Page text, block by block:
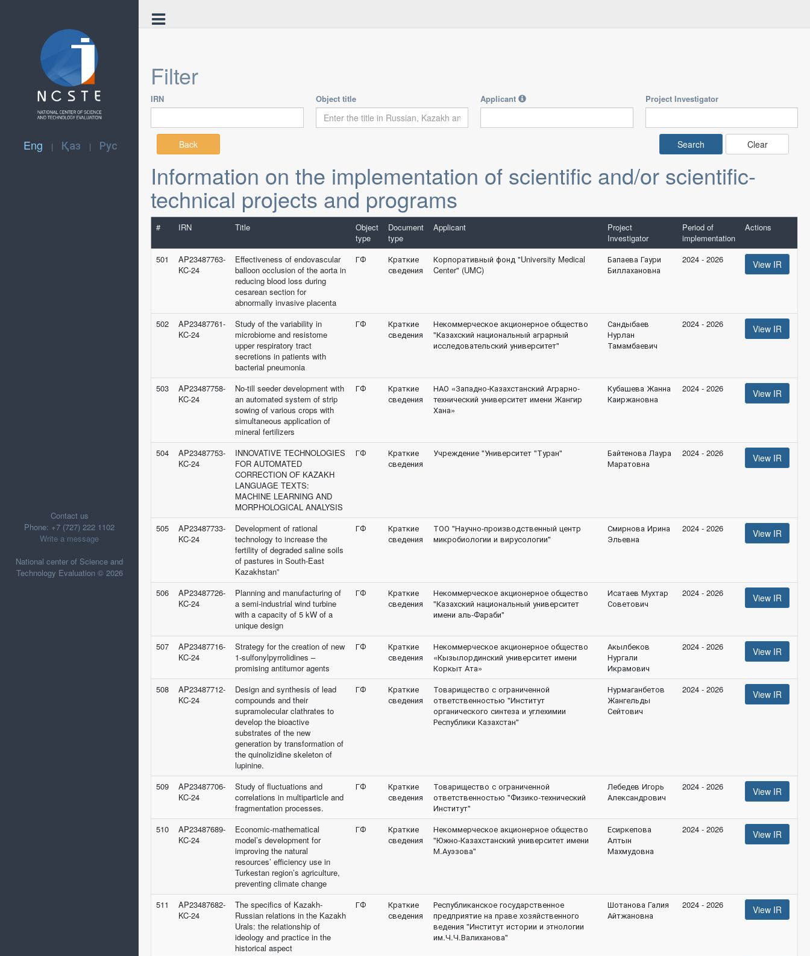
Eng | Қаз | Рус
Contact us
Phone: +7 (727) 222 1102
Write a message
National center of Science and
Technology Evaluation © 2026
Filter
IRN Object title Applicant Project Investigator
Back Clear
Information on the implementation of scientific and/or scientific-
technical projects and programs
# IRN Title
Object
type
Document
type
Applicant
Project
Investigator
Period of
implementation
Actions
501
AP23487763-
KC-24
Effectiveness of endovascular
balloon occlusion of the aorta in
reducing blood loss during
cesarean section for
abnormally invasive placenta
ГФ
Краткие
сведения
Корпоративный фонд "University Medical
Center" (UMC)
Бапаева Гаури
Биллахановна
2024 - 2026 View IR
502
AP23487761-
KC-24
Study of the variability in
microbiome and resistome
upper respiratory tract
secretions in patients with
bacterial pneumonia
ГФ
Краткие
сведения
Некоммерческое акционерное общество
"Казахский национальный аграрный
исследовательский университет"
Сандыбаев
Нурлан
Тамамбаевич
2024 - 2026 View IR
503
AP23487758-
KC-24
No-till seeder development with
an automated system of strip
sowing of various crops with
simultaneous application of
mineral fertilizers
ГФ
Краткие
сведения
НАО «Западно-Казахстанский Аграрно-
технический университет имени Жангир
Хана»
Кубашева Жанна
Каиржановна
2024 - 2026 View IR
504
AP23487753-
KC-24
INNOVATIVE TECHNOLOGIES
FOR AUTOMATED
CORRECTION OF KAZAKH
LANGUAGE TEXTS:
MACHINE LEARNING AND
MORPHOLOGICAL ANALYSIS
ГФ
Краткие
сведения
Учреждение "Университет "Туран"
Байтенова Лаура
Маратовна
2024 - 2026 View IR
505
AP23487733-
KC-24
Development of rational
technology to increase the
fertility of degraded saline soils
of pastures in South-East
Kazakhstan”
ГФ
Краткие
сведения
ТОО "Научно-производственный центр
микробиологии и вирусологии"
Смирнова Ирина
Эльевна
2024 - 2026 View IR
506
AP23487726-
KC-24
Planning and manufacturing of
a semi-industrial wind turbine
with a capacity of 5 kW of a
unique design
ГФ
Краткие
сведения
Некоммерческое акционерное общество
"Казахский национальный университет
имени аль-Фараби"
Исатаев Мухтар
Советович
2024 - 2026 View IR
507
AP23487716-
KC-24
Strategy for the creation of new
1-sulfonylpyrrolidines –
promising antitumor agents
ГФ
Краткие
сведения
Некоммерческое акционерное общество
«Кызылординский университет имени
Коркыт Ата»
Акылбеков
Нургали
Икрамович
2024 - 2026 View IR
508
AP23487712-
KC-24
Design and synthesis of lead
compounds and their
supramolecular clathrates to
develop the bioactive
substrates of the new
generation by transformation of
the quinolizidine skeleton of
lupinine.
ГФ
Краткие
сведения
Товарищество с ограниченной
ответственностью "Институт
органического синтеза и углехимии
Республики Казахстан"
Нурмаганбетов
Жангельды
Сейтович
2024 - 2026 View IR
509
AP23487706-
KC-24
Study of fluctuations and
correlations in multiparticle and
fragmentation processes.
ГФ
Краткие
сведения
Товарищество с ограниченной
ответственностью "Физико-технический
Институт"
Лебедев Игорь
Александрович
2024 - 2026 View IR
510
AP23487689-
KC-24
Economic-mathematical
model’s development for
improving the natural
resources’ efficiency use in
Turkestan region’s agriculture,
preventing climate change
ГФ
Краткие
сведения
Некоммерческое акционерное общество
"Южно-Казахстанский университет имени
М.Ауэзова"
Есиркепова
Алтын
Махмудовна
2024 - 2026 View IR
511
AP23487682-
KC-24
The specifics of Kazakh-
Russian relations in the Kazakh
Urals: the relationship of
ideology and practice in the
historical aspect
ГФ
Краткие
сведения
Республиканское государственное
предприятие на праве хозяйственного
ведения "Институт истории и этнологии
им.Ч.Ч.Валиханова"
Шотанова Галия
Айтжановна
2024 - 2026 View IR